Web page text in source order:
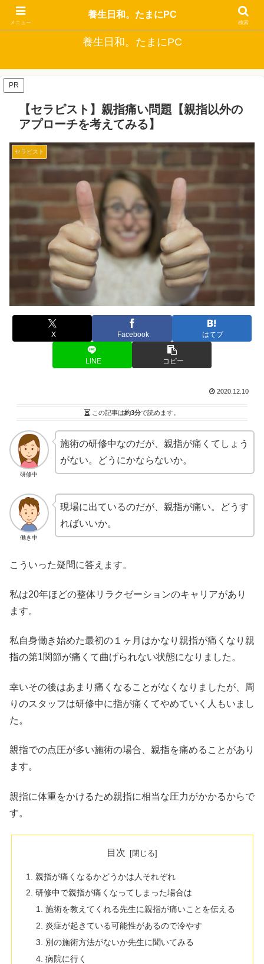
自分でできるなるべくお金をかけない健康生活
養生日和。たまにPC
PR
【セラピスト】親指痛い問題【親指以外の
アプローチを考えてみる】
セラピスト
X Facebook はてブ
LINE コピー
2020.12.10
この記事は約3分で読めます。
研修中
施術の研修中なのだが、親指が痛くてしょう
がない。どうにかならないか。
働き中
現場に出ているのだが、親指が痛い。どうす
ればいいか。
こういった疑問に答えます。
私は20年ほどの整体リラクゼーションのキャリアがあり
ます。
私自身働き始めた最初の１ヶ月はかなり親指が痛くなり親
指の第1関節が痛くて曲げられない状態になりました。
幸いその後はあまり痛くなることがなくなりましたが、周
りのスタッフは研修中に指が痛くてやめていく人もいまし
た。
親指での点圧が多い施術の場合、親指を痛めることがあり
ます。
親指に体重をかけるため親指に相当な圧力がかかるからで
す。
目次
親指が痛くなるかどうかは人それぞれ
研修中で親指が痛くなってしまった場合は
施術を教えてくれる先生に親指が痛いことを伝える
炎症が起きている可能性があるので冷やす
別の施術方法がないか先生に聞いてみる
病院に行く
メニュー
養生日和。たまにPC
検索